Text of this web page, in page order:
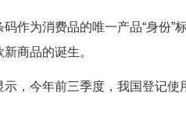
为消费品的唯一产品“身份”
商品的诞生。
今年前三季度，我国登记使